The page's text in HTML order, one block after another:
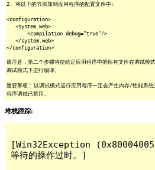
2. 将以下的节添加到应用程序的配置文件中:
<configuration>
<system.web>
<compilation debug="true"/>
</system.web>
</configuration>
请注意，第二个步骤将使给定应用程序中的所有文件在调试模
调试模式下进行编译。
重要事项: 以调试模式运行应用程序一定会产生内存/性能系统
程序调试已禁用。
堆栈跟踪:
[Win32Exception
等待的操作过时。]